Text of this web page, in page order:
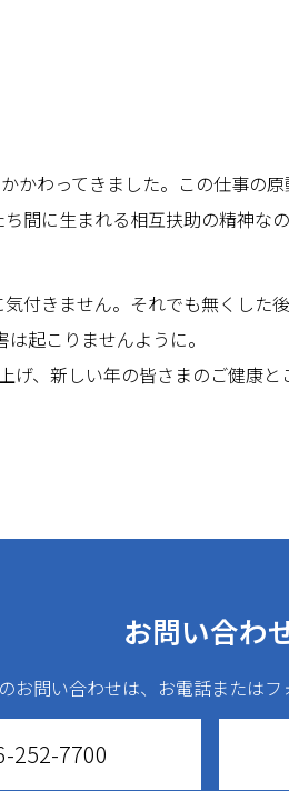
かわってきました。この仕事の
間に生まれる相互扶助の精神な
付きません。それでも無くした
起こりませんように。
、新しい年の皆さまのご健康と
お問い合わ
お問い合わせは、お電話またはフ
252-7700